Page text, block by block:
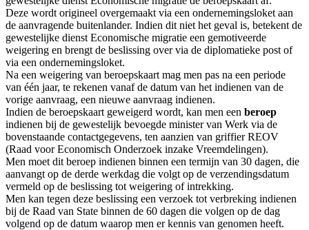
Deze wordt origineel overgemaakt via een ondernemingsloket aan
de aanvragende buitenlander. Indien dit niet het geval is, betekent de
gewestelijke dienst Economische migratie een gemotiveerde
weigering en brengt de beslissing over via de diplomatieke post of
via een ondernemingsloket.
Na een weigering van beroepskaart mag men pas na een periode
van één jaar, te rekenen vanaf de datum van het indienen van de
vorige aanvraag, een nieuwe aanvraag indienen.
Indien de beroepskaart geweigerd wordt, kan men een beroep
indienen bij de gewestelijk bevoegde minister van Werk via de
bovenstaande contactgegevens, ten aanzien van griffier REOV
(Raad voor Economisch Onderzoek inzake Vreemdelingen).
Men moet dit beroep indienen binnen een termijn van 30 dagen, die
aanvangt op de derde werkdag die volgt op de verzendingsdatum
vermeld op de beslissing tot weigering of intrekking.
Men kan tegen deze beslissing een verzoek tot verbreking indienen
bij de Raad van State binnen de 60 dagen die volgen op de dag
volgend op de datum waarop men er kennis van genomen heeft.